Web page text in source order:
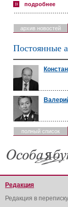
подробнее
архив новостей
Постоянные
полный список
Редакция
Редакция в